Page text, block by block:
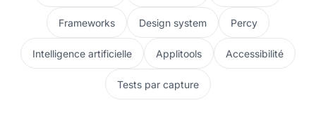
Frameworks Design system Percy
Intelligence artificielle Applitools Accessibilité
Tests par capture